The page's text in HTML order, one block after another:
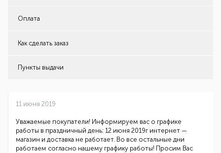
Оплата
Как сделать заказ
Пункты выдачи
11 июня 2019
Уважаемые покупатели! Информируем вас о графике
работы в праздничный день: 12 июня 2019г интернет —
магазин и доставка не работает. Во все остальные дни
работаем согласно нашему графику работы! Просим Вас